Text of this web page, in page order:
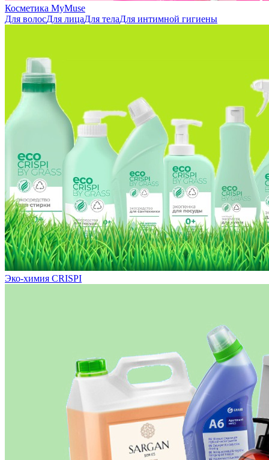
Косметика MyMuse
Для волосДля лицаДля телаДля интимной гигиены
Эко-химия CRISPI